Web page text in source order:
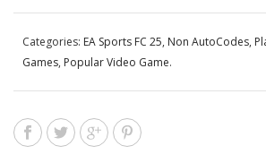
Categories: EA Sports FC 25, Non AutoCodes,
Games, Popular Video Game.